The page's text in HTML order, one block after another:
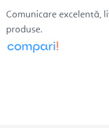
Comunicare excelentă,
produse.